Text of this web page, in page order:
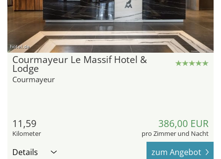
hotel.de
Courmayeur Le Massif Hotel &
Lodge
Courmayeur
11,59
Kilometer
386,00 EUR
pro Zimmer und Nacht
Details zum Angebot